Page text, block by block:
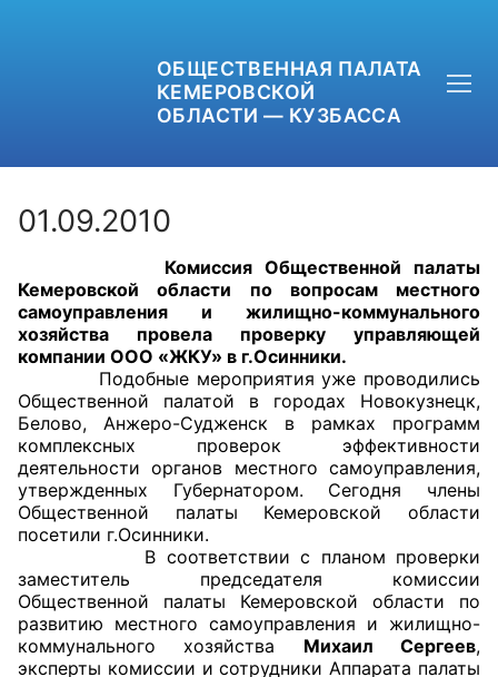
ОБЩЕСТВЕННАЯ ПАЛАТА
КЕМЕРОВСКОЙ
ОБЛАСТИ — КУЗБАССА
+7 (3842) 58-82-40
OPKO42@BK.RU
ОБРАТНАЯ СВЯЗЬ
Главная
Общественные советы
Общественные советы при территориальных
органах федеральных органов
01.09.2010
Комиссия Общественной палаты
Кемеровской области по вопросам местного
самоуправления и жилищно-коммунального
хозяйства провела проверку управляющей
компании ООО «ЖКУ» в г.Осинники.
Подобные мероприятия уже проводились
Общественной палатой в городах Новокузнецк,
Белово, Анжеро-Судженск в рамках программ
комплексных проверок эффективности
деятельности органов местного самоуправления,
утвержденных Губернатором. Сегодня члены
Общественной палаты Кемеровской области
посетили г.Осинники.
В соответствии с планом проверки
заместитель председателя комиссии
Общественной палаты Кемеровской области по
развитию местного самоуправления и жилищно-
коммунального хозяйства Михаил Сергеев,
эксперты комиссии и сотрудники Аппарата палаты